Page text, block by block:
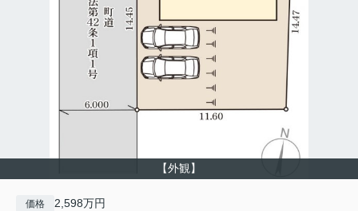
【外観】
価格 2,598万円